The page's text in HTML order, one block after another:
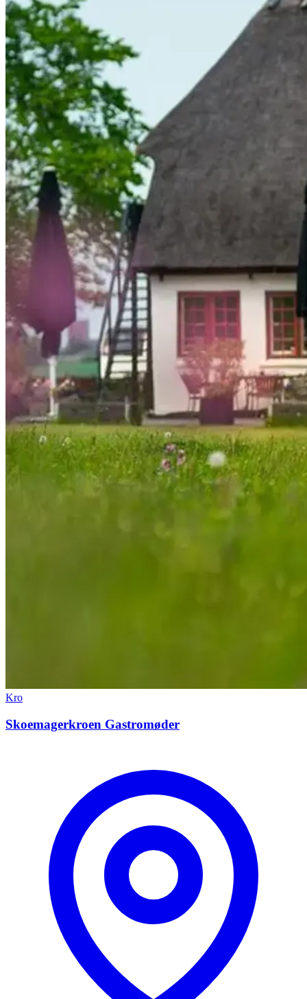
Kro
Skoemagerkroen Gastromøder